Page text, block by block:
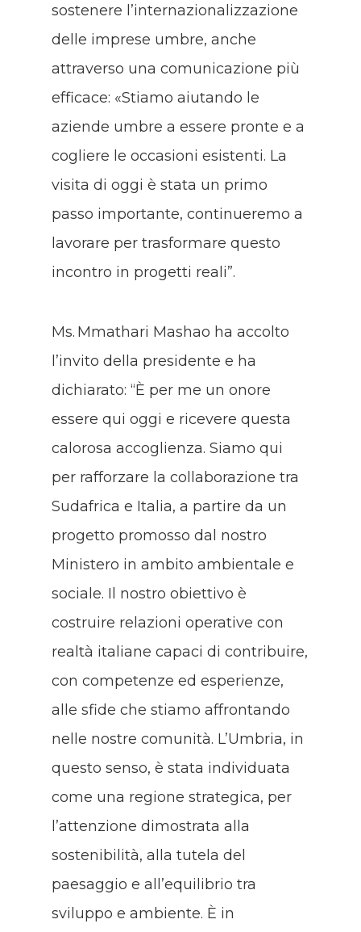
sostenere l’internazionalizzazione
delle imprese umbre, anche
attraverso una comunicazione più
efficace: «Stiamo aiutando le
aziende umbre a essere pronte e a
cogliere le occasioni esistenti. La
visita di oggi è stata un primo
passo importante, continueremo a
lavorare per trasformare questo
incontro in progetti reali”.
Ms. Mmathari Mashao ha accolto
l’invito della presidente e ha
dichiarato: “È per me un onore
essere qui oggi e ricevere questa
calorosa accoglienza. Siamo qui
per rafforzare la collaborazione tra
Sudafrica e Italia, a partire da un
progetto promosso dal nostro
Ministero in ambito ambientale e
sociale. Il nostro obiettivo è
costruire relazioni operative con
realtà italiane capaci di contribuire,
con competenze ed esperienze,
alle sfide che stiamo affrontando
nelle nostre comunità. L’Umbria, in
questo senso, è stata individuata
come una regione strategica, per
l’attenzione dimostrata alla
sostenibilità, alla tutela del
paesaggio e all’equilibrio tra
sviluppo e ambiente. È in